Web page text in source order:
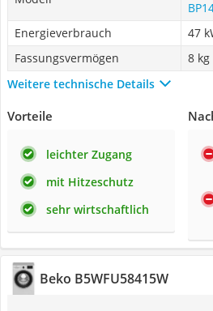
Energieverbrauch
47
Fassungsvermögen
8 kg
Weitere technische Details
Vorteile
leichter Zugang
mit Hitzeschutz
sehr wirtschaftlich
Beko B5WFU58415W